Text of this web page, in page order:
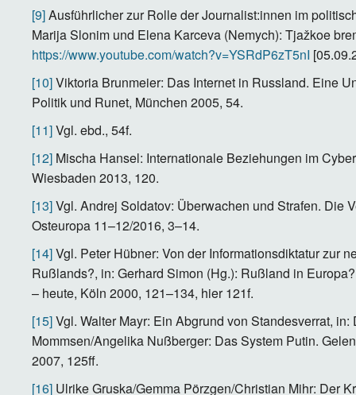
[9]Ausführlicher zur Rolle der Journalist:innen im
Marija Slonim und Elena Karceva (Nemych): Tjažkoe
https://www.youtube.com/watch?v=YSRdP6zT5nI
[10]Viktoria Brunmeier: Das Internet in Russland. Eine
Politik und Runet, München 2005, 54.
[11]Vgl. ebd., 54f.
[12] Mischa Hansel: Internationale Beziehungen im
Wiesbaden 2013, 120.
[13]Vgl. Andrej Soldatov: Überwachen und Strafen. Die
Osteuropa 11–12/2016, 3–14.
[14]Vgl. Peter Hübner: Von der Informationsdiktatur zur
Rußlands?, in: Gerhard Simon (Hg.): Rußland in
– heute, Köln 2000, 121–134, hier 121f.
[15]Vgl. Walter Mayr: Ein Abgrund von Standesverrat,
Mommsen/Angelika Nußberger: Das System Putin.
2007, 125ff.
[16] Ulrike Gruska/Gemma Pörzgen/Christian Mihr: Der